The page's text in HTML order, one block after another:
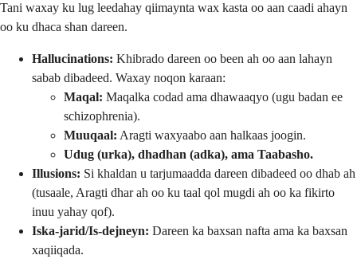
Tani waxay ku lug leedahay qiimaynta wax kasta oo aan caadi ahayn
oo ku dhaca shan dareen.
Hallucinations: Khibrado dareen oo been ah oo aan lahayn
sabab dibadeed. Waxay noqon karaan:
Maqal: Maqalka codad ama dhawaaqyo (ugu badan ee
schizophrenia).
Muuqaal: Aragti waxyaabo aan halkaas joogin.
Udug (urka), dhadhan (adka), ama Taabasho.
Illusions: Si khaldan u tarjumaadda dareen dibadeed oo dhab ah
(tusaale, Aragti dhar ah oo ku taal qol mugdi ah oo ka fikirto
inuu yahay qof).
Iska-jarid/Is-dejneyn: Dareen ka baxsan nafta ama ka baxsan
xaqiiqada.